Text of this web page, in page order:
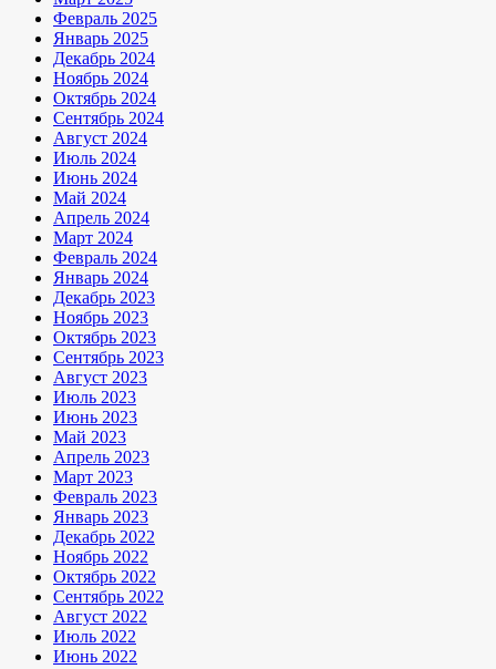
Февраль 2025
Январь 2025
Декабрь 2024
Ноябрь 2024
Октябрь 2024
Сентябрь 2024
Август 2024
Июль 2024
Июнь 2024
Май 2024
Апрель 2024
Март 2024
Февраль 2024
Январь 2024
Декабрь 2023
Ноябрь 2023
Октябрь 2023
Сентябрь 2023
Август 2023
Июль 2023
Июнь 2023
Май 2023
Апрель 2023
Март 2023
Февраль 2023
Январь 2023
Декабрь 2022
Ноябрь 2022
Октябрь 2022
Сентябрь 2022
Август 2022
Июль 2022
Июнь 2022